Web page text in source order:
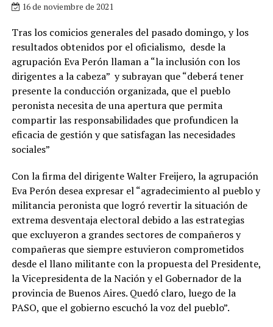
16 de noviembre de 2021
Tras los comicios generales del pasado domingo, y los
resultados obtenidos por el oficialismo, desde la
agrupación Eva Perón llaman a “la inclusión con los
dirigentes a la cabeza” y subrayan que “deberá tener
presente la conducción organizada, que el pueblo
peronista necesita de una apertura que permita
compartir las responsabilidades que profundicen la
eficacia de gestión y que satisfagan las necesidades
sociales”
Con la firma del dirigente Walter Freijero, la agrupación
Eva Perón desea expresar el “agradecimiento al pueblo y
militancia peronista que logró revertir la situación de
extrema desventaja electoral debido a las estrategias
que excluyeron a grandes sectores de compañeros y
compañeras que siempre estuvieron comprometidos
desde el llano militante con la propuesta del Presidente,
la Vicepresidenta de la Nación y el Gobernador de la
provincia de Buenos Aires. Quedó claro, luego de la
PASO, que el gobierno escuchó la voz del pueblo”.